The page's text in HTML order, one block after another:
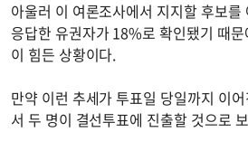
아울러 이 여론조사에서 지지할 후보
응답한 유권자가 18%로 확인됐기 때
이 힘든 상황이다.
만약 이런 추세가 투표일 당일까지 이
서 두 명이 결선투표에 진출할 것으로